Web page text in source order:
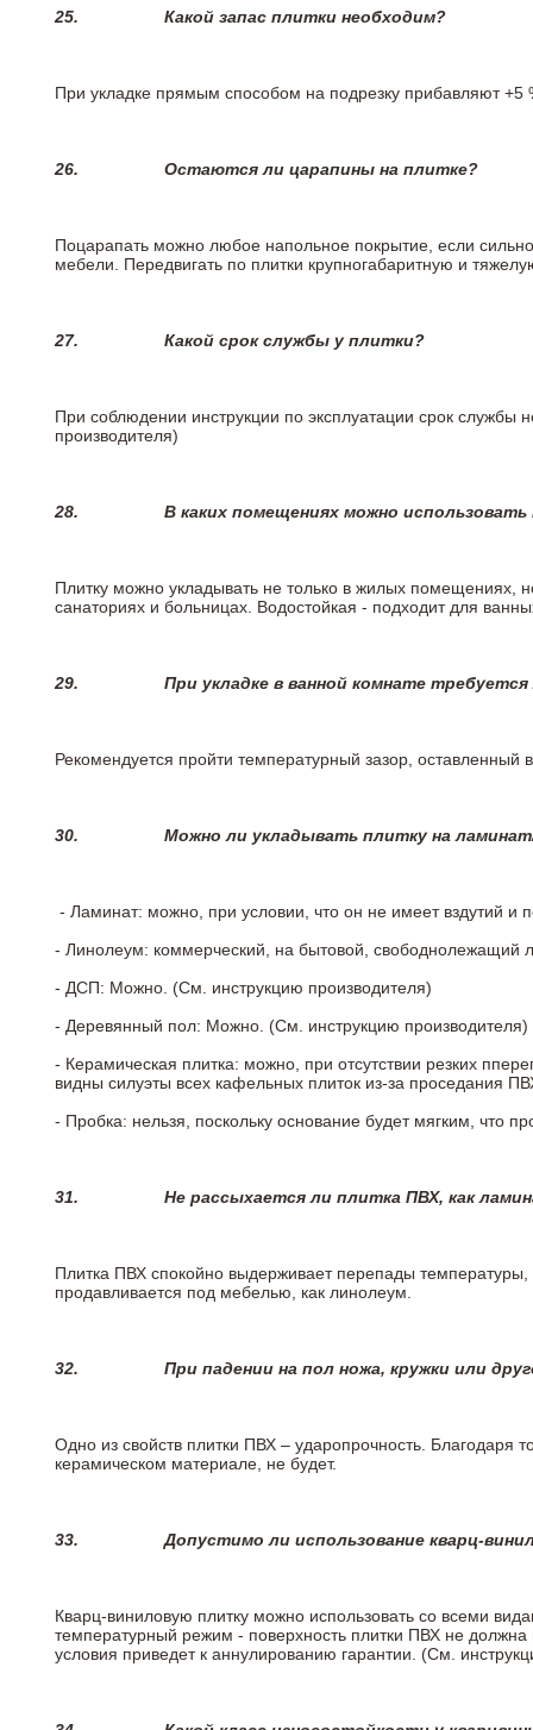
25. Какой запас плитки необходим?
При укладке прямым способом на подрезку прибавляют +5
26. Остаются ли царапины на плитке?
Поцарапать можно любое напольное покрытие, если
мебели. Передвигать по плитки крупногабаритную и
27. Какой срок службы у плитки?
При соблюдении инструкции по эксплуатации срок
производителя)
28. В каких помещениях можно
Плитку можно укладывать не только в жилых помещениях,
санаториях и больницах. Водостойкая - подходит для
29. При укладке в ванной комнате
Рекомендуется пройти температурный зазор,
30. Можно ли укладывать плитку на
- Ламинат: можно, при условии, что он не имеет вздутий
- Линолеум: коммерческий, на бытовой, свободнолежащий
- ДСП: Можно. (См. инструкцию производителя)
- Деревянный пол: Можно. (См. инструкцию производителя)
- Керамическая плитка: можно, при отсутствии резких
видны силуэты всех кафельных плиток из-за проседания
- Пробка: нельзя, поскольку основание будет мягким, что
31. Не рассыхается ли плитка ПВХ, как
Плитка ПВХ спокойно выдерживает перепады температуры,
продавливается под мебелью, как линолеум.
32. При падении на пол ножа, кружки или
Одно из свойств плитки ПВХ – ударопрочность. Благодаря
керамическом материале, не будет.
33.Допустимо ли использование кварц-
Кварц-виниловую плитку можно использовать со всеми
температурный режим - поверхность плитки ПВХ не
условия приведет к аннулированию гарантии. (См.